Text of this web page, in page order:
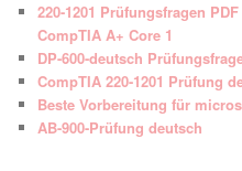
220-1201 Prüfungsfragen
CompTIA A+ Core 1
DP-600-deutsch
CompTIA 220-1201 Prüfung
Beste Vorbereitung für
AB-900-Prüfung deutsch